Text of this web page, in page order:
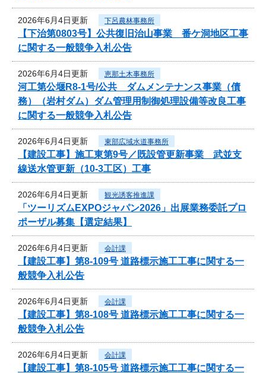
2026年6月4日更新 下呂農林事務所
【下治第0803号】公共復旧治山事業 番ケ洞地区工事
に関する一般競争入札公告
2026年6月4日更新 恵那土木事務所
河工第公堰R8-1号/公共 ダムメンテナンス事業（債
務）（岩村ダム）ダム管理用制御処理設備等改良工事
に関する一般競争入札公告
2026年6月4日更新 東部広域水道事務所
【建設工事】施工東第9号／既設管更新事業 武並支
線送水管更新（10-3工区）工事
2026年6月4日更新 観光誘客推進課
「ツーリズムEXPOジャパン2026」出展業務委託プロ
ポーザル募集【選定結果】
2026年6月4日更新 会計課
【建設工事】第8-109号 道路標示施工工事に関する一
般競争入札公告
2026年6月4日更新 会計課
【建設工事】第8-108号 道路標示施工工事に関する一
般競争入札公告
2026年6月4日更新 会計課
【建設工事】第8-105号 道路標示施工工事に関する一